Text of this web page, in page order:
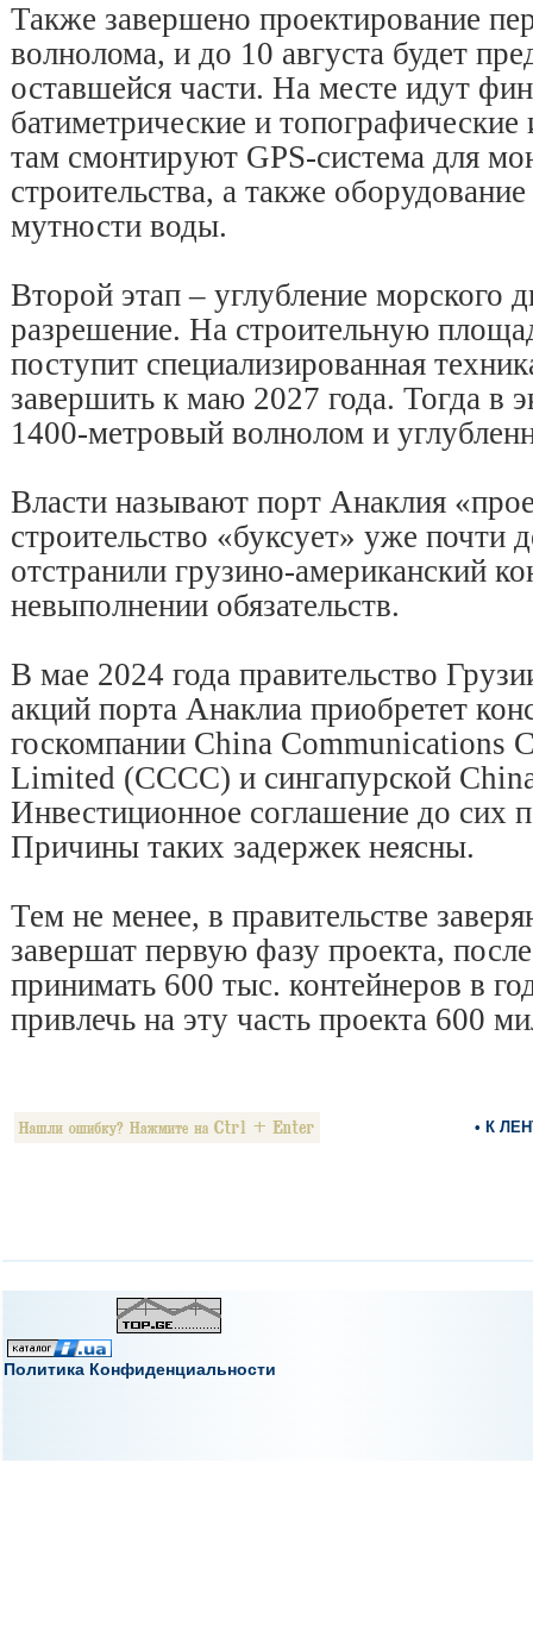
Также завершено проектирование
волнолома, и до 10 августа будет
оставшейся части. На месте идут
батиметрические и топографические
там смонтируют GPS-система для
строительства, а также
мутности воды.
Второй этап – углубление морского
разрешение. На строительную
поступит специализированная
завершить к маю 2027 года. Тогда в
1400-метровый волнолом и
Власти называют порт Анаклия
строительство «буксует» уже почти
отстранили грузино-американский
невыполнении обязательств.
В мае 2024 года правительство
акций порта Анаклиа приобретет
госкомпании China Communications
Limited (CCCC) и сингапурской
Инвестиционное соглашение до сих
Причины таких задержек неясны.
Тем не менее, в правительстве
завершат первую фазу проекта,
принимать 600 тыс. контейнеров в
привлечь на эту часть проекта 600
• К
Политика Конфиденциальности